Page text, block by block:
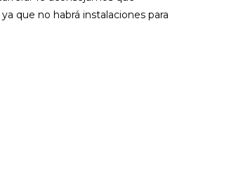
que no habrá instalaciones para